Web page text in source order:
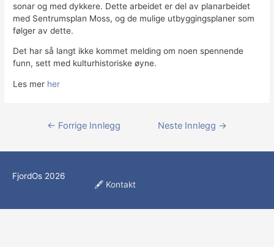
sonar og med dykkere. Dette arbeidet er del av planarbeidet
med Sentrumsplan Moss, og de mulige utbyggingsplaner som
følger av dette.
Det har så langt ikke kommet melding om noen spennende
funn, sett med kulturhistoriske øyne.
Les mer her
Innleggsnavigasjon
← Forrige Innlegg Neste Innlegg →
FjordOs 2026
🖋 Kontakt